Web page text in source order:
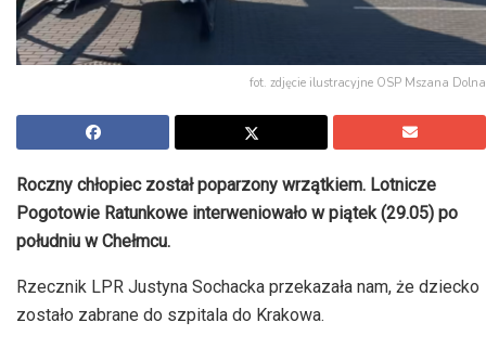
fot. zdjęcie ilustracyjne OSP Mszana Dolna
Roczny chłopiec został poparzony wrzątkiem. Lotnicze
Pogotowie Ratunkowe interweniowało w piątek (29.05) po
południu w Chełmcu.
Rzecznik LPR Justyna Sochacka przekazała nam, że dziecko
zostało zabrane do szpitala do Krakowa.